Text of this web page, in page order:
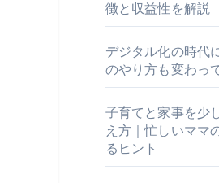
徴と収益性を解説
デジタル化の時代
のやり方も変わっ
子育てと家事を少
え方｜忙しいママ
るヒント